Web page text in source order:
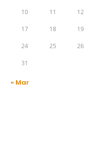
10 11 12
17 18 19
24 25 26
31
« Mar